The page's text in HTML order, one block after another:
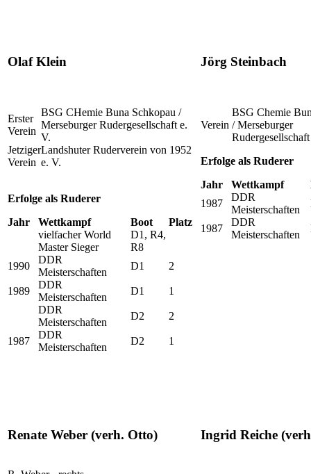
Olaf Klein
Erster
Verein
BSG CHemie Buna Schkopau /
Merseburger Rudergesellschaft e.
V.
Jetziger
Verein
Landshuter Ruderverein von 1952
e. V.
Erfolge als Ruderer
Jahr Wettkampf Boot
Platz
vielfacher World
Master Sieger
D1, R4,
R8
1990
DDR
Meisterschaften
D1 2
1989
DDR
Meisterschaften
D1
1
DDR
Meisterschaften
D2 2
1987
DDR
Meisterschaften
D2 1
Jörg Steinbach
Verein
BSG Chemie
/ Merseburger
Erfolge als Ruderer
Jahr Wettkampf
1987
DDR
Meisterschaften
1987
DDR
Meisterschaften
Renate Weber (verh. Otto) Ingrid Reiche